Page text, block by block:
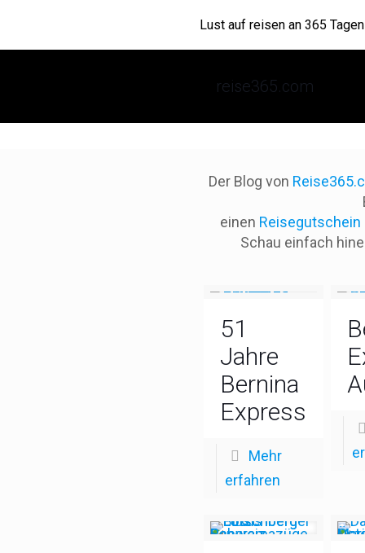
Lust auf reisen an 365 Tagen
reise365.com
Reise365.com
Reise365.com
Der Blog von
einen Reisegutschein
Schau einfach
51
Jahre
Bernina
Express
Mehr
erfahren